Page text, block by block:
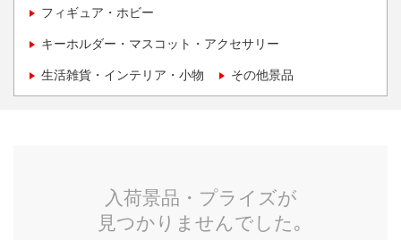
フィギュア・ホビー
キーホルダー・マスコット・アクセサリー
生活雑貨・インテリア・小物 その他景品